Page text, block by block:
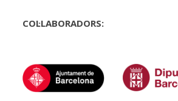
COL·LABORADORS: